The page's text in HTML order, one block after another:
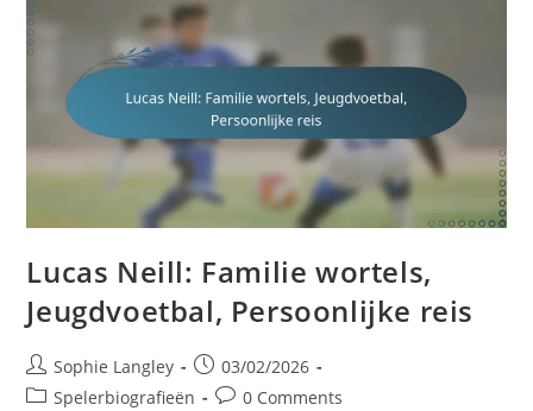
Lucas Neill: Familie wortels,
Jeugdvoetbal, Persoonlijke reis
Post
author:
Sophie Langley
Post
published:
03/02/2026
PostSpelerbiografieën
Post0 Comments